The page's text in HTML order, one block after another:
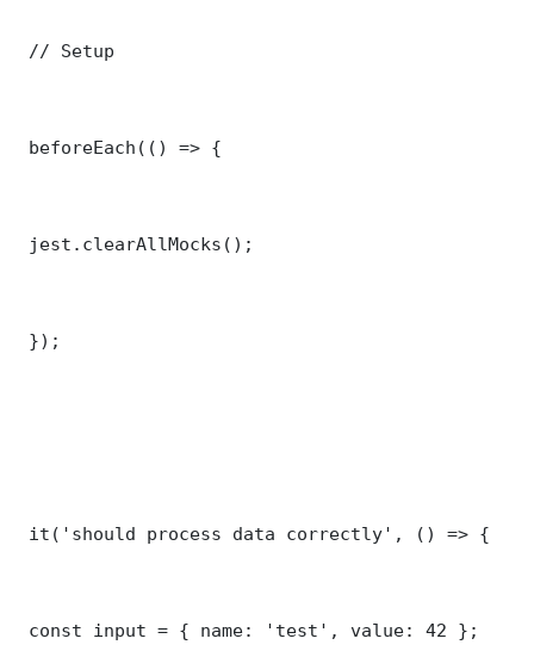
// Setup
beforeEach(() => {
jest.clearAllMocks();
});
it('should process data correctly', () => {
const input = { name: 'test', value: 42 };